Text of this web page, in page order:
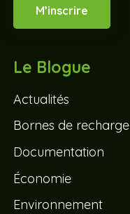
M’inscrire
Le Blogue
Actualités
Bornes de recharge
Documentation
Économie
Environnement